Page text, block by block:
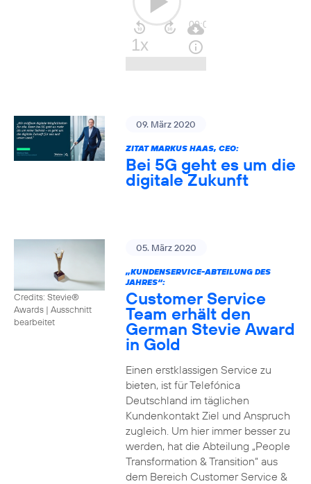
09. März 2020
ZITAT MARKUS HAAS, CEO:
Bei 5G geht es um die
digitale Zukunft
Credits: Stevie®
Awards | Ausschnitt
bearbeitet
05. März 2020
„KUNDENSERVICE-ABTEILUNG DES
JAHRES“:
Customer Service
Team erhält den
German Stevie Award
in Gold
Einen erstklassigen Service zu
bieten, ist für Telefónica
Deutschland im täglichen
Kundenkontakt Ziel und Anspruch
zugleich. Um hier immer besser zu
werden, hat die Abteilung „People
Transformation & Transition“ aus
dem Bereich Customer Service &